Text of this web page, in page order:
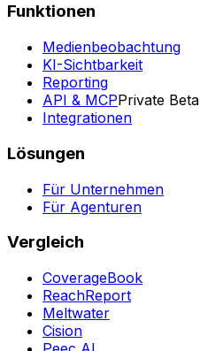
Funktionen
Medienbeobachtung
KI-Sichtbarkeit
Reporting
API & MCPPrivate Beta
Integrationen
Lösungen
Für Unternehmen
Für Agenturen
Vergleich
CoverageBook
ReachReport
Meltwater
Cision